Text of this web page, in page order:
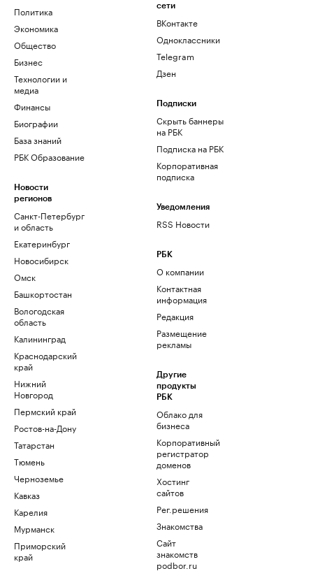
Политика
Экономика
Общество
Бизнес
Технологии и
медиа
Финансы
Биографии
База знаний
РБК Образование
Новости
регионов
Санкт-Петербург
и область
Екатеринбург
Новосибирск
Омск
Башкортостан
Вологодская
область
Калининград
Краснодарский
край
Нижний
Новгород
Пермский край
Ростов-на-Дону
Татарстан
Тюмень
Черноземье
Кавказ
Карелия
Мурманск
Приморский
край
сети
ВКонтакте
Одноклассники
Telegram
Дзен
Подписки
Скрыть баннеры
на РБК
Подписка на РБК
Корпоративная
подписка
Уведомления
RSS Новости
РБК
О компании
Контактная
информация
Редакция
Размещение
рекламы
Другие
продукты
РБК
Облако для
бизнеса
Корпоративный
регистратор
доменов
Хостинг
сайтов
Рег.решения
Знакомства
Сайт
знакомств
podbor.ru